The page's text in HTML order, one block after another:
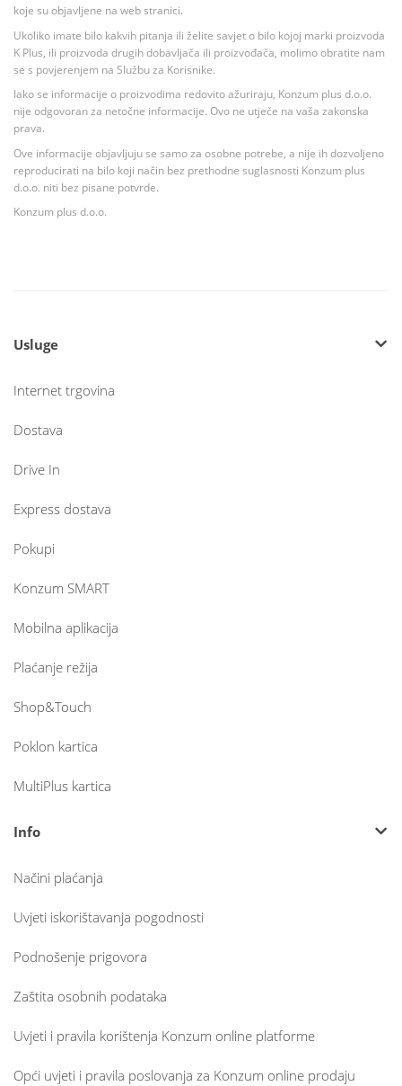
koje su objavljene na web stranici.
Ukoliko imate bilo kakvih pitanja ili želite savjet o bilo kojoj marki proizvoda
K Plus, ili proizvoda drugih dobavljača ili proizvođača, molimo obratite nam
se s povjerenjem na Službu za Korisnike.
Iako se informacije o proizvodima redovito ažuriraju, Konzum plus d.o.o.
nije odgovoran za netočne informacije. Ovo ne utječe na vaša zakonska
prava.
Ove informacije objavljuju se samo za osobne potrebe, a nije ih dozvoljeno
reproducirati na bilo koji način bez prethodne suglasnosti Konzum plus
d.o.o. niti bez pisane potvrde.
Konzum plus d.o.o.
Usluge
Internet trgovina
Dostava
Drive In
Express dostava
Pokupi
Konzum SMART
Mobilna aplikacija
Plaćanje režija
Shop&Touch
Poklon kartica
MultiPlus kartica
Info
Načini plaćanja
Uvjeti iskorištavanja pogodnosti
Podnošenje prigovora
Zaštita osobnih podataka
Uvjeti i pravila korištenja Konzum online platforme
Opći uvjeti i pravila poslovanja za Konzum online prodaju